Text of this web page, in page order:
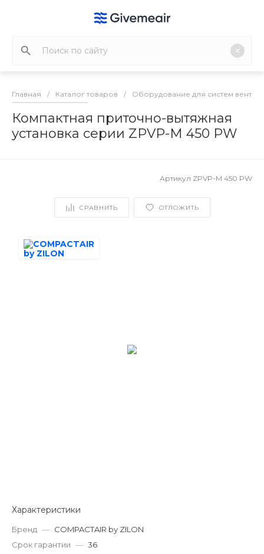
Главная / Каталог товаров / Оборудование для систем
Компактная приточно-вытяжная
установка серии ZPVP-M 450 PW
Артикул ZPVP-M 450 PW
СРАВНИТЬ ОТЛОЖИТЬ
Характеристики
Бренд — COMPACTAIR by ZILON
Срок гарантии — 36